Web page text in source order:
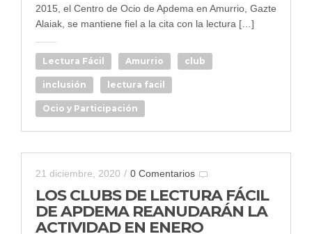
2015, el Centro de Ocio de Apdema en Amurrio, Gazte
Alaiak, se mantiene fiel a la cita con la lectura […]
Lectura Fácil Amurrio club
inclusión lectura facil
Ocio y Participación
21 diciembre, 2020 / 0 Comentarios
LOS CLUBS DE LECTURA FÁCIL
DE APDEMA REANUDARÁN LA
ACTIVIDAD EN ENERO